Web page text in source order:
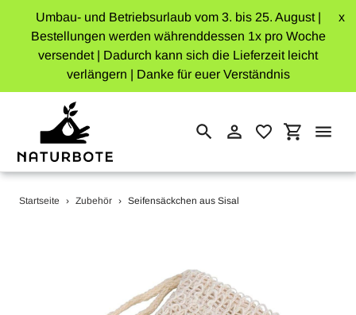
Umbau- und Betriebsurlaub vom 3. bis 25. August |
Bestellungen werden währenddessen 1x pro Woche
versendet | Dadurch kann sich die Lieferzeit leicht
verlängern | Danke für euer Verständnis
x
SuchenEinloggen
Startseite › Zubehör › Seifensäckchen aus Sisal